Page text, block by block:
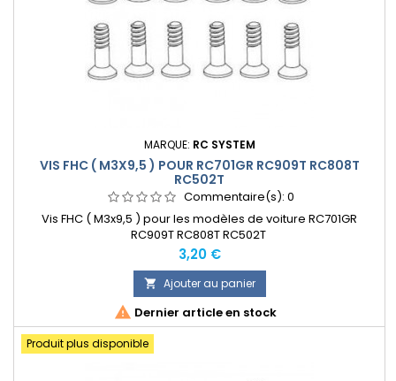
MARQUE: RC SYSTEM
VIS FHC ( M3X9,5 ) POUR RC701GR RC909T RC808T
RC502T
Commentaire(s): 0
Vis FHC ( M3x9,5 ) pour les modèles de voiture RC701GR
RC909T RC808T RC502T
Prix
3,20 €
 Ajouter au panier
 Dernier article en stock
Produit plus disponible